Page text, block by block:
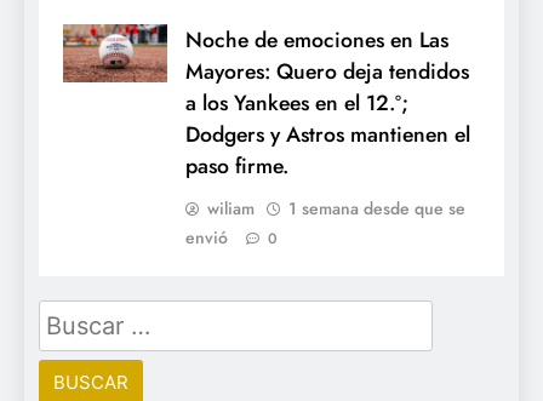
Noche de emociones en Las
Mayores: Quero deja tendidos
a los Yankees en el 12.º;
Dodgers y Astros mantienen el
paso firme.
wiliam
1 semana desde que se
envió
0
Buscar: